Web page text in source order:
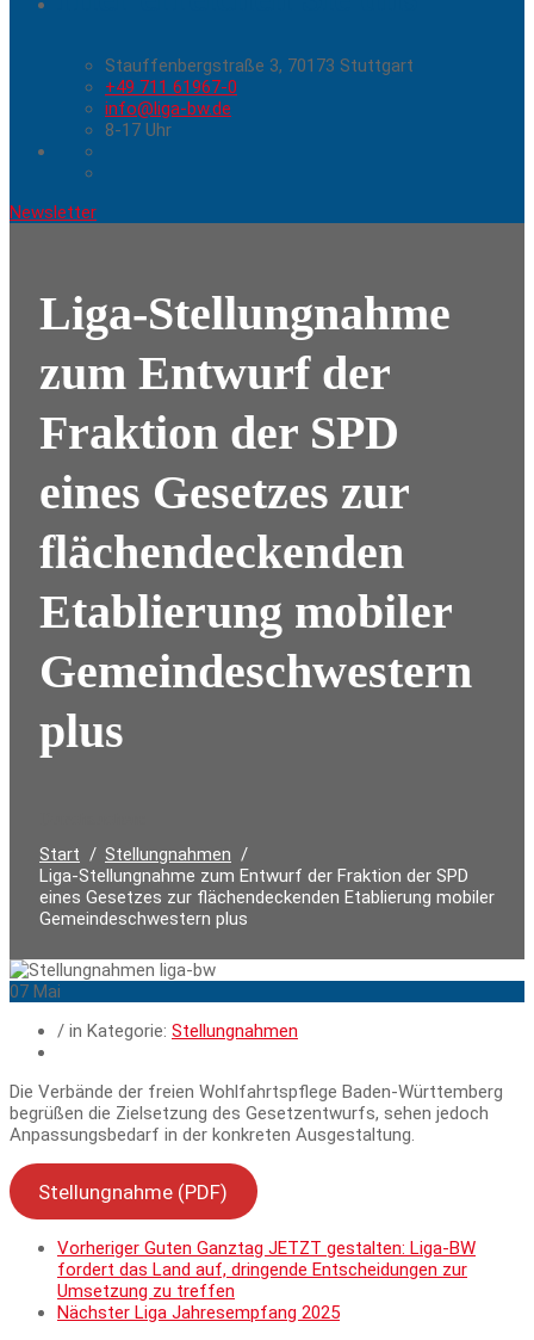
Stauffenbergstraße 3, 70173 Stuttgart
+49 711 61967-0
info@liga-bw.de
8-17 Uhr
Newsletter
Liga-Stellungnahme
zum Entwurf der
Fraktion der SPD
eines Gesetzes zur
flächendeckenden
Etablierung mobiler
Gemeindeschwestern
plus
Start
Stellungnahmen
Liga-Stellungnahme zum Entwurf der Fraktion der SPD
eines Gesetzes zur flächendeckenden Etablierung mobiler
Gemeindeschwestern plus
07 Mai
/ in Kategorie: Stellungnahmen
Die Verbände der freien Wohlfahrtspflege Baden-Württemberg
begrüßen die Zielsetzung des Gesetzentwurfs, sehen jedoch
Anpassungsbedarf in der konkreten Ausgestaltung.
Stellungnahme (PDF)
Vorheriger Guten Ganztag JETZT gestalten: Liga-BW
fordert das Land auf, dringende Entscheidungen zur
Umsetzung zu treffen
Nächster Liga Jahresempfang 2025